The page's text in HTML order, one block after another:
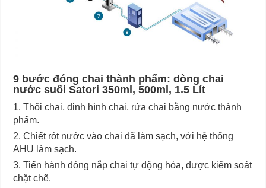
9 bước đóng chai thành phẩm: dòng chai
nước suối Satori 350ml, 500ml, 1.5 Lít
Thổi chai, đinh hình chai, rửa chai bằng nước thành
phẩm.
Chiết rót nước vào chai đã làm sạch, với hệ thống
AHU làm sạch.
Tiến hành đóng nắp chai tự động hóa, được kiểm soát
chặt chẽ.